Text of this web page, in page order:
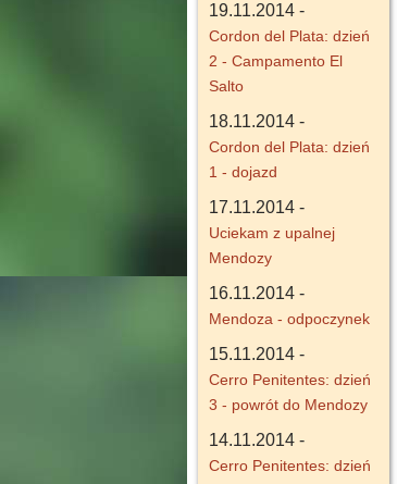
19.11.2014 -
Cordon del Plata: dzień
2 - Campamento El
Salto
18.11.2014 -
Cordon del Plata: dzień
1 - dojazd
17.11.2014 -
Uciekam z upalnej
Mendozy
16.11.2014 -
Mendoza - odpoczynek
15.11.2014 -
Cerro Penitentes: dzień
3 - powrót do Mendozy
14.11.2014 -
Cerro Penitentes: dzień